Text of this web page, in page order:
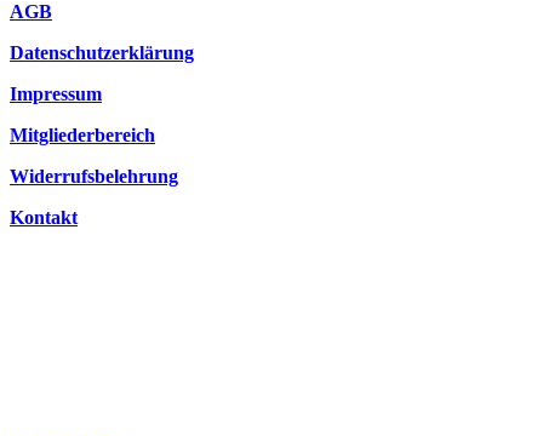
AGB
Datenschutzerklärung
Impressum
Mitgliederbereich
Widerrufsbelehrung
Kontakt